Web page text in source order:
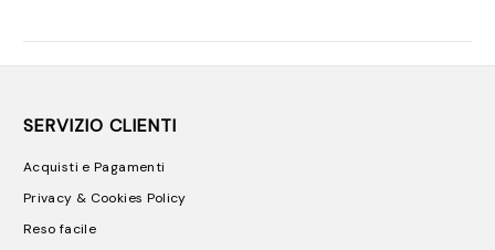
SERVIZIO CLIENTI
Acquisti e Pagamenti
Privacy & Cookies Policy
Reso facile